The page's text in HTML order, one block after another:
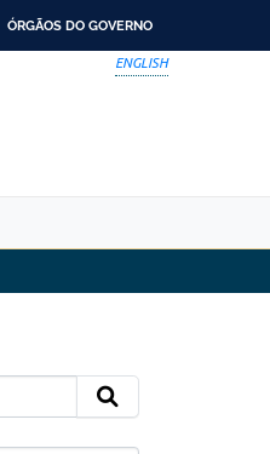
ÓRGÃOS DO GOVERNO
ENGLISH